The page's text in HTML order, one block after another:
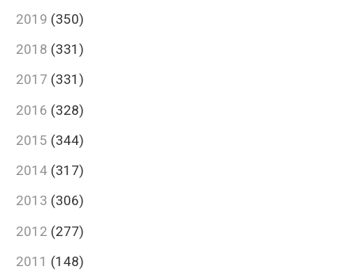
2019 (350)
2018 (331)
2017 (331)
2016 (328)
2015 (344)
2014 (317)
2013 (306)
2012 (277)
2011 (148)